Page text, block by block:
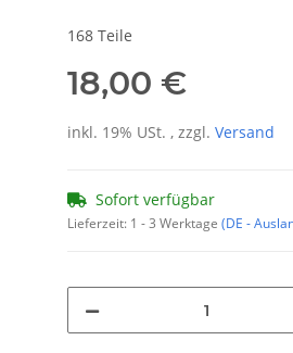
168 Teile
18,00 €
inkl. 19% USt. , zzgl. Versand
Sofort verfügbar
Lieferzeit: 1 - 3 Werktage (DE -